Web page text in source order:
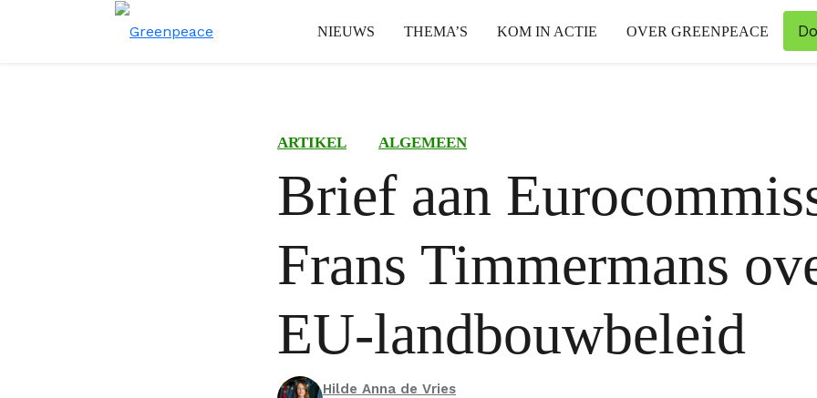
NIEUWS THEMA’S KOM IN ACTIE OVER GREENPEACE
ARTIKEL ALGEMEEN
Brief aan
Frans Timmermans
EU-landbouwbeleid
Hilde Anna de Vries